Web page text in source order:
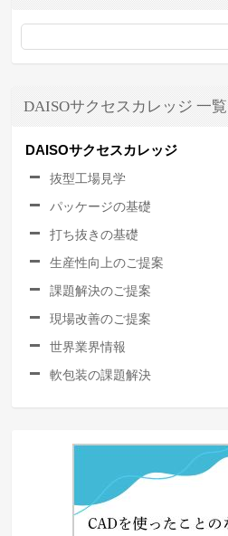
DAISOサクセスカレッジ 一覧
DAISOサクセスカレッジ
抜型工場見学
パッケージの基礎
打ち抜きの基礎
生産性向上のご提案
課題解決のご提案
現場改善のご提案
世界業界情報
軟包装の課題解決